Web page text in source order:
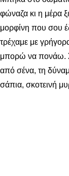
φώναζα κι η μέρα
μορφίνη που σου
τρέχαμε με
μπορώ να πονάω.
από σένα, τη
σάπια, σκοτεινή